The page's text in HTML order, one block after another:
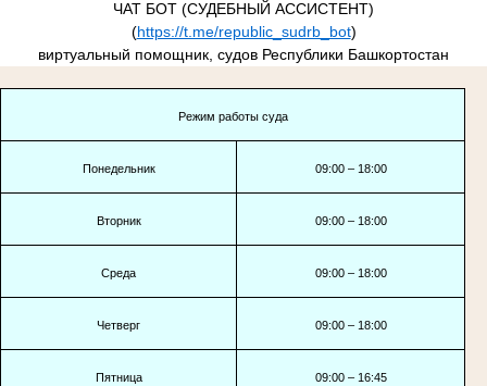
ЧАТ БОТ (СУДЕБНЫЙ АССИСТЕНТ)
(https://t.me/republic_sudrb_bot)
виртуальный помощник, судов Республики Башкортостан
Режим работы суда
Понедельник 09:00 – 18:00
Вторник 09:00 – 18:00
Среда 09:00 – 18:00
Четверг 09:00 – 18:00
Пятница 09:00 – 16:45